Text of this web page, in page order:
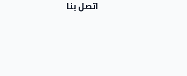
اتصل بنا